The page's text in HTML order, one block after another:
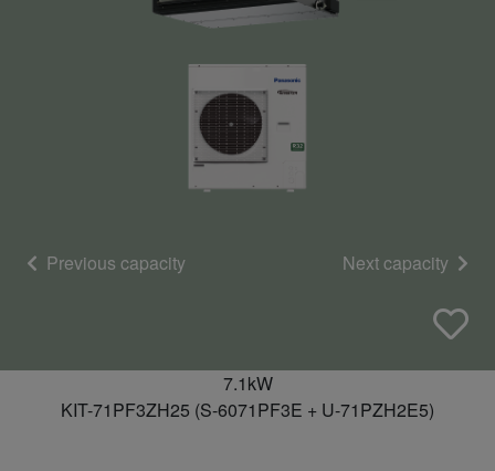
Previous capacity Next capacity
7.1kW
KIT-71PF3ZH25 (S-6071PF3E + U-71PZH2E5)